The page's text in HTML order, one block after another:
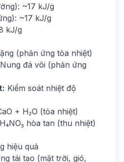
~17 kJ/g
~17 kJ/g
kJ/g
(phản ứng tỏa nhiệt)
Nung đá vôi (phản ứng
Kiểm soát nhiệt độ
+ H₂O (tỏa nhiệt)
hòa tan (thu nhiệt)
hiệu quả
tái tạo (mặt trời, gió,